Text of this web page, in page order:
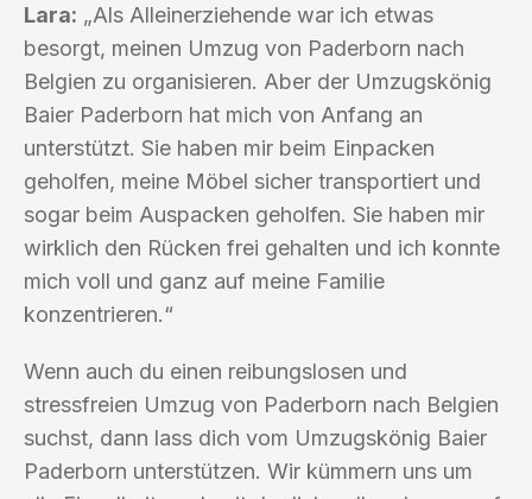
Lara: „Als Alleinerziehende war ich etwas
besorgt, meinen Umzug von Paderborn nach
Belgien zu organisieren. Aber der Umzugskönig
Baier Paderborn hat mich von Anfang an
unterstützt. Sie haben mir beim Einpacken
geholfen, meine Möbel sicher transportiert und
sogar beim Auspacken geholfen. Sie haben mir
wirklich den Rücken frei gehalten und ich konnte
mich voll und ganz auf meine Familie
konzentrieren.“
Wenn auch du einen reibungslosen und
stressfreien Umzug von Paderborn nach Belgien
suchst, dann lass dich vom Umzugskönig Baier
Paderborn unterstützen. Wir kümmern uns um